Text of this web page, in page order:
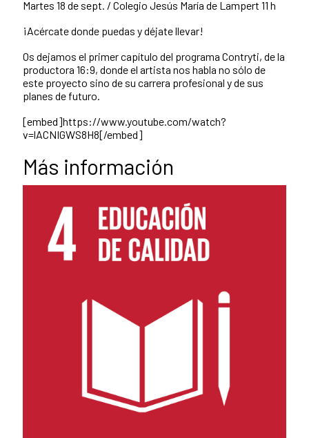
Martes 18 de sept. / Colegio Jesús María de Lampert 11 h
¡Acércate donde puedas y déjate llevar!
Os dejamos el primer capítulo del programa Contryti, de la
productora 16:9, donde el artista nos habla no sólo de
este proyecto sino de su carrera profesional y de sus
planes de futuro.
[embed]https://www.youtube.com/watch?
v=lACNIGWS8H8[/embed]
Más información